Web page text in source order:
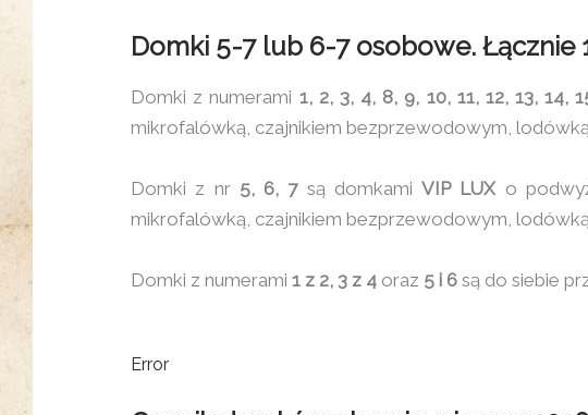
Domki 5-7 lub 6-7 osobowe. Łącznie
Domki z numerami 1, 2, 3, 4, 8, 9, 10, 11, 12, 13, 14,
mikrofalówką, czajnikiem bezprzewodowym,
Domki z nr 5, 6, 7są domkami VIP LUXo
mikrofalówką, czajnikiem bezprzewodowym,
Domki z numerami 1 z 2, 3 z 4 oraz 5 i 6 są do siebie
Error